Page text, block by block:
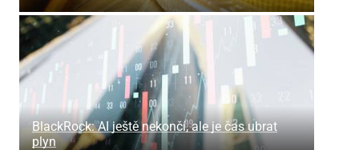
BlackRock: AI ještě nekončí, ale je čas ubrat
plyn